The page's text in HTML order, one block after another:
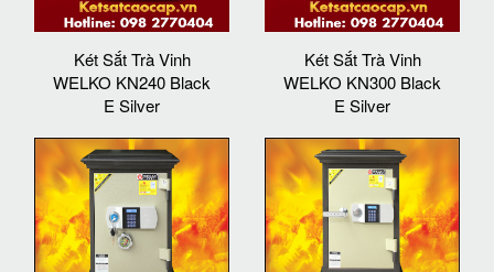
Két Sắt Trà Vinh
WELKO KN240 Black
E Silver
Két Sắt Trà Vinh
WELKO KN300 Black
E Silver